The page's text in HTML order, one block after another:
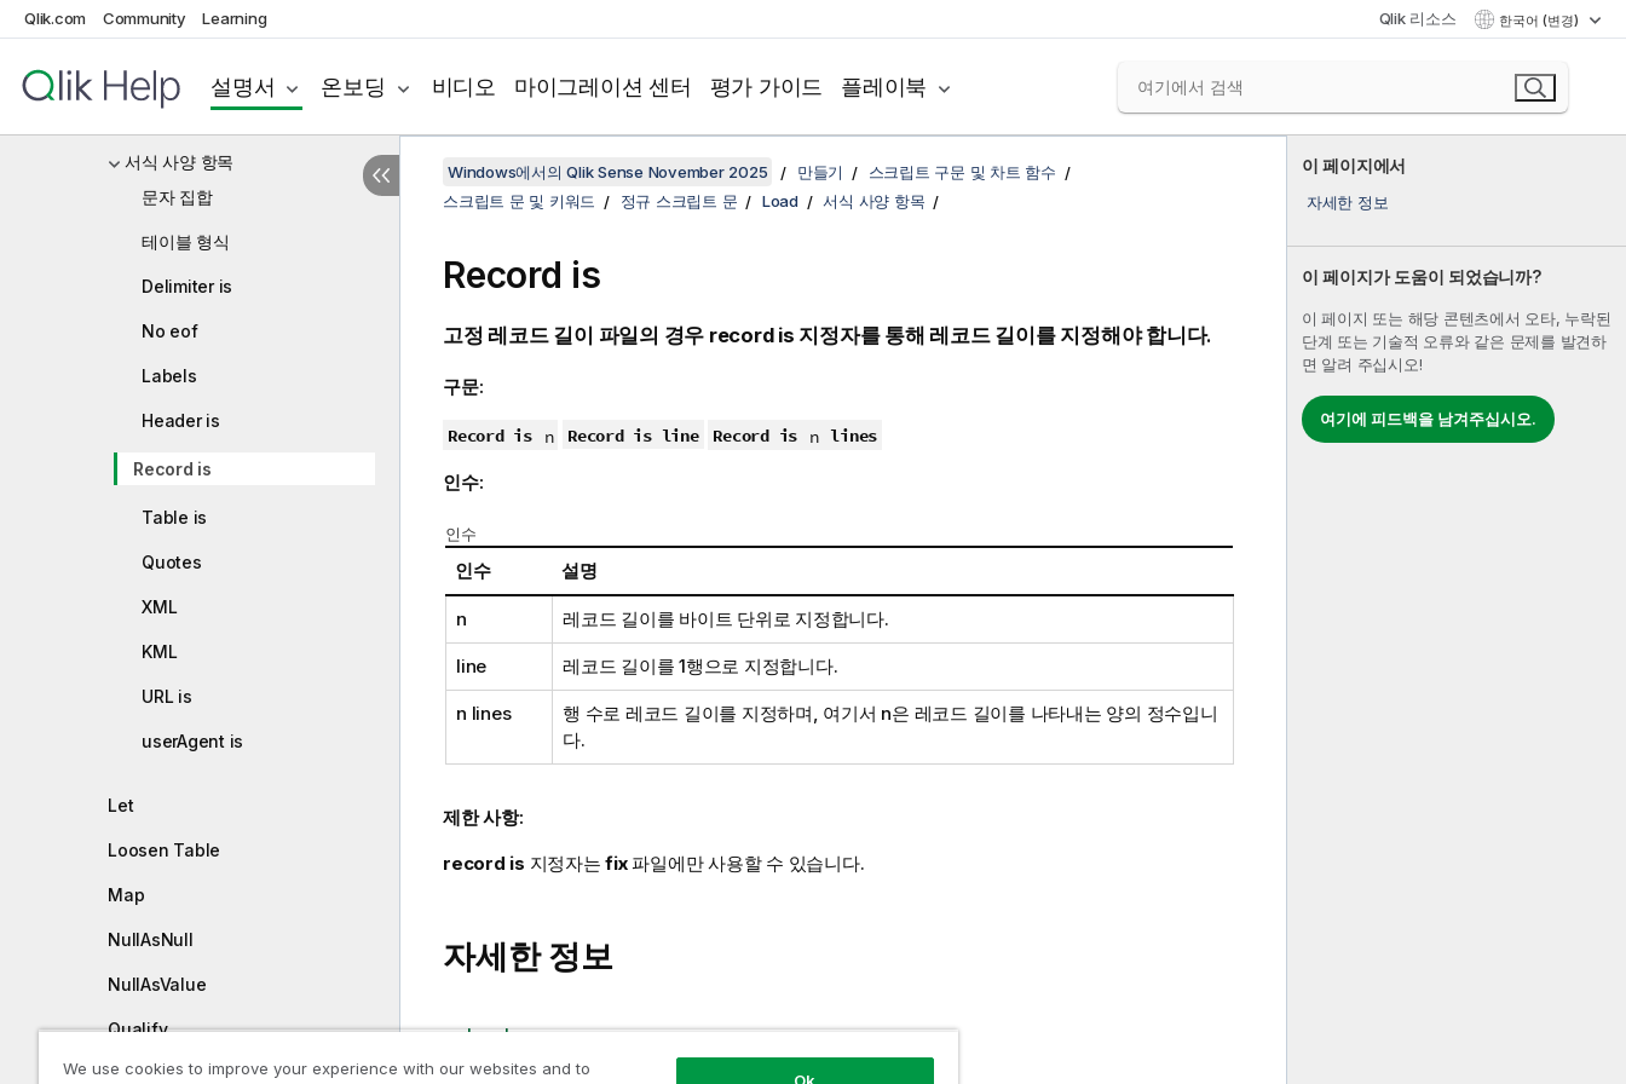
Qlik.com Community Learning Qlik 리소스 한국어 (변경)
설명서 온보딩 비디오 마이그레이션 센터 평가 가이드 플레이북
From
Load
서식 사양 항목
문자 집합
테이블 형식
Delimiter is
No eof
Labels
Header is
Record is
Table is
Quotes
XML
KML
URL is
userAgent is
Let
Loosen Table
Map
NullAsNull
NullAsValue
Qualify
Rem
이 페이지에서
자세한 정보
이 페이지가 도움이 되었습니까?
이 페이지 또는 해당 콘텐츠에서 오타, 누락된
단계 또는 기술적 오류와 같은 문제를 발견하
면 알려 주십시오!
여기에 피드백을 남겨주십시오.
Windows에서의 Qlik Sense November 2025 만들기
스크립트 구문 및 차트 함수
스크립트 문 및 키워드
정규 스크립트 문 Load 서식 사양 항목
Record is
고정 레코드 길이 파일의 경우 record is 지정자를 통해 레코드 길이를 지정해야 합니다.
구문:
Record is n Record is line Record is n lines
인수:
인수
인수 설명
n 레코드 길이를 바이트 단위로 지정합니다.
line 레코드 길이를 1행으로 지정합니다.
n lines
행 수로 레코드 길이를 지정하며, 여기서 n은 레코드 길이를 나타내는 양의 정수입니
다.
제한 사항:
record is 지정자는fix파일에만 사용할 수 있습니다.
자세한 정보
Load
We use cookies to improve your experience with our websites and to